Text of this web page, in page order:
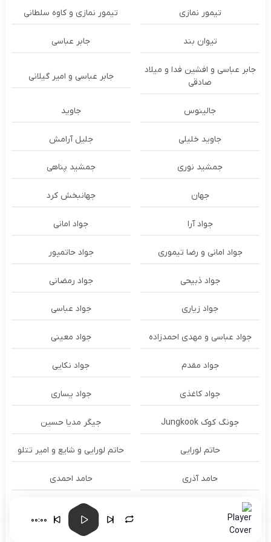
تیمور نمازی تیمور نمازی و کاوه سلطانی
تیوان بند جابر عباسی
جابر عباسی و افشین فدا و میلاد
صادقی
جابر عباسی و امیر گیلانی
جالینوس جاوید
جاوید خلیلی جلیل آرامش
جمشید نوری جمشید پناهی
جهان جهانبخش کرد
جواد آرا جواد امانی
جواد امانی و رضا تیموری جواد حاتمپور
جواد ذبیحی جواد رمضانی
جواد زیاری جواد عباسی
جواد عباسی و مهدی احمدزاده جواد معینی
جواد مقدم جواد نکایی
جواد کاغذی جواد یساری
جونگ کوک Jungkook جیگر مدیا حسین
حاتم لورایی حاتم لورایی و شایع و امیر تتلو
حامد آذری حامد احمدی
حامد الماسی
حامد برزگری
00:00